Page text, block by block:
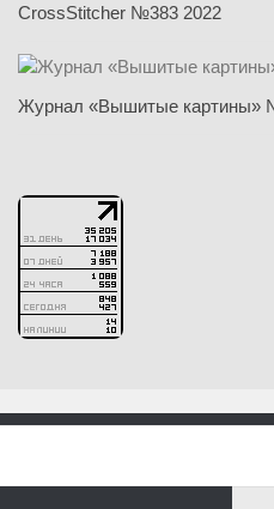
CrossStitcher №383 2022
Журнал «Вышитые картины»